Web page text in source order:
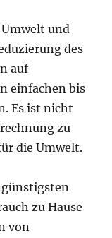
und
des
auf
einfachen bis
Es ist nicht
zu
die Umwelt.
zu Hause
von